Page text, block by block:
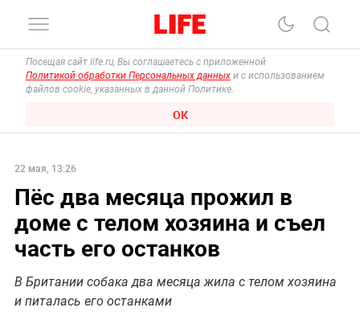
Посещая сайт life.ru, Вы соглашаетесь с приложенной
Политикой обработки Персональных данных и с использованием
файлов cookie, указанных в данной Политике.
ОК
22 мая, 13:26
Пёс два месяца прожил в
доме с телом хозяина и съел
часть его останков
В Британии собака два месяца жила с телом хозяина
и питалась его останками